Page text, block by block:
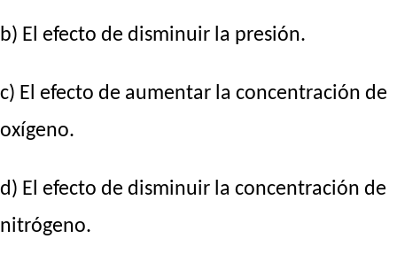
b) El efecto de disminuir la presión.
c) El efecto de aumentar la concentración de
oxígeno.
d) El efecto de disminuir la concentración de
nitrógeno.